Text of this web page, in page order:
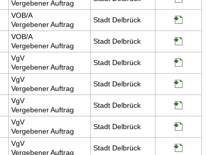
Vergebener Auftrag
VOB/A
Vergebener Auftrag
Stadt Delbrück
VOB/A
Vergebener Auftrag
Stadt Delbrück
VgV
Vergebener Auftrag
Stadt Delbrück
VgV
Vergebener Auftrag
Stadt Delbrück
VgV
Vergebener Auftrag
Stadt Delbrück
VgV
Vergebener Auftrag
Stadt Delbrück
VgV
Vergebener Auftrag
Stadt Delbrück